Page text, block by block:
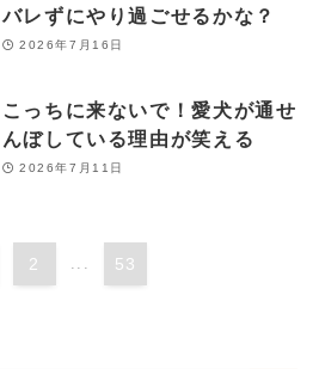
バレずにやり過ごせるかな？
2026年7月16日
こっちに来ないで！愛犬が通せ
んぼしている理由が笑える
2026年7月11日
2 53